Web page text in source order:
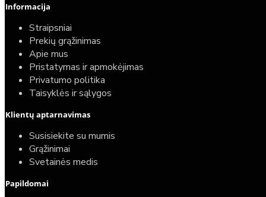
Elektrinio gyvatuko paruošimo paslauga
40,00€
25,00€
Informacija
Straipsniai
Prekių grąžinimas
Apie mus
Pristatymas ir apmokėjimas
Privatumo politika
Taisyklės ir sąlygos
Klientų aptarnavimas
Susisiekite su mumis
Grąžinimai
Svetainės medis
Papildomai